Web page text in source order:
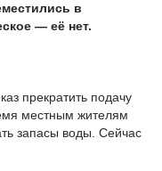
в
— её нет.
прекратить подачу
местным жителям
запасы воды. Сейчас